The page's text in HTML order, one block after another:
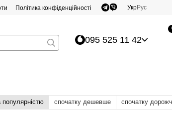
Політика конфіденційності УкрРус
095 525 11 42
популярністю спочатку дешевше спочатку